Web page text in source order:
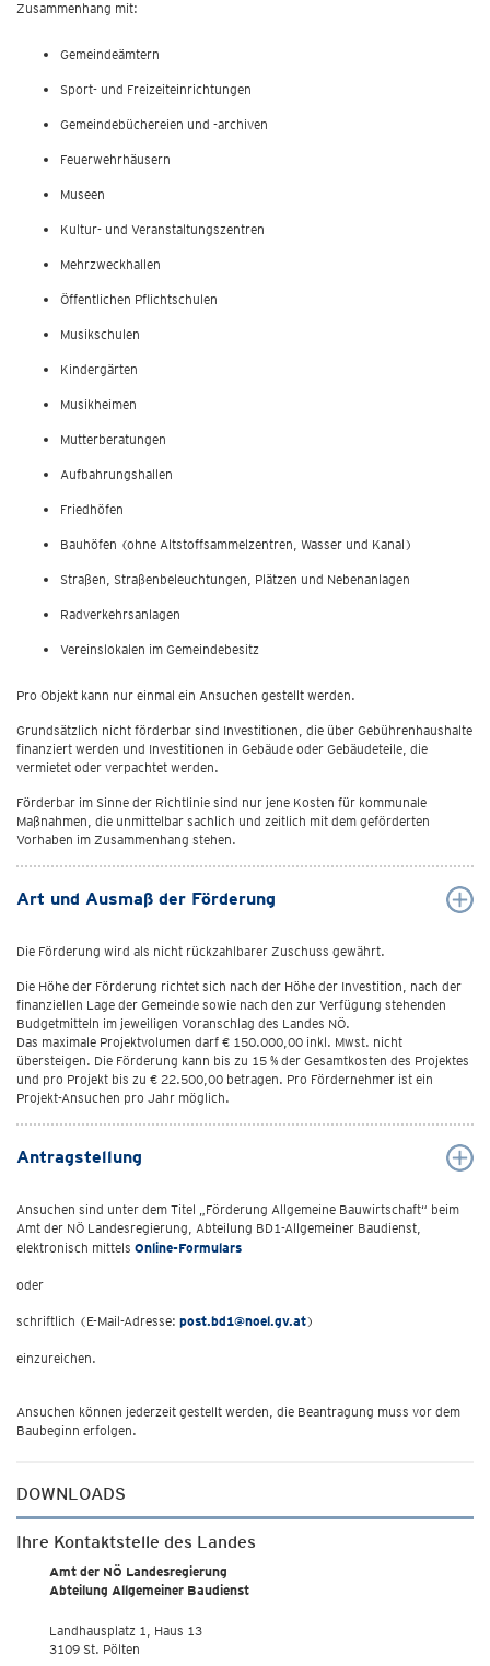
Zusammenhang mit:
Gemeindeämtern
Sport- und Freizeiteinrichtungen
Gemeindebüchereien und -archiven
Feuerwehrhäusern
Museen
Kultur- und Veranstaltungszentren
Mehrzweckhallen
Öffentlichen Pflichtschulen
Musikschulen
Kindergärten
Musikheimen
Mutterberatungen
Aufbahrungshallen
Friedhöfen
Bauhöfen (ohne Altstoffsammelzentren, Wasser und Kanal)
Straßen, Straßenbeleuchtungen, Plätzen und Nebenanlagen
Radverkehrsanlagen
Vereinslokalen im Gemeindebesitz
Pro Objekt kann nur einmal ein Ansuchen gestellt werden.
Grundsätzlich nicht förderbar sind Investitionen, die über Gebührenhaushalte
finanziert werden und Investitionen in Gebäude oder Gebäudeteile, die
vermietet oder verpachtet werden.
Förderbar im Sinne der Richtlinie sind nur jene Kosten für kommunale
Maßnahmen, die unmittelbar sachlich und zeitlich mit dem geförderten
Vorhaben im Zusammenhang stehen.
Art und Ausmaß der Förderung
Die Förderung wird als nicht rückzahlbarer Zuschuss gewährt.
Die Höhe der Förderung richtet sich nach der Höhe der Investition, nach der
finanziellen Lage der Gemeinde sowie nach den zur Verfügung stehenden
Budgetmitteln im jeweiligen Voranschlag des Landes NÖ.
Das maximale Projektvolumen darf € 150.000,00 inkl. Mwst. nicht
übersteigen. Die Förderung kann bis zu 15 % der Gesamtkosten des Projektes
und pro Projekt bis zu € 22.500,00 betragen. Pro Fördernehmer ist ein
Projekt-Ansuchen pro Jahr möglich.
Antragstellung
Ansuchen sind unter dem Titel „Förderung Allgemeine Bauwirtschaft“ beim
Amt der NÖ Landesregierung, Abteilung BD1-Allgemeiner Baudienst,
elektronisch mittels Online-Formulars
oder
schriftlich (E-Mail-Adresse: post.bd1@noel.gv.at)
einzureichen.
Ansuchen können jederzeit gestellt werden, die Beantragung muss vor dem
Baubeginn erfolgen.
DOWNLOADS
Ihre Kontaktstelle des Landes
Amt der NÖ Landesregierung
Abteilung Allgemeiner Baudienst
Landhausplatz 1, Haus 13
3109 St. Pölten